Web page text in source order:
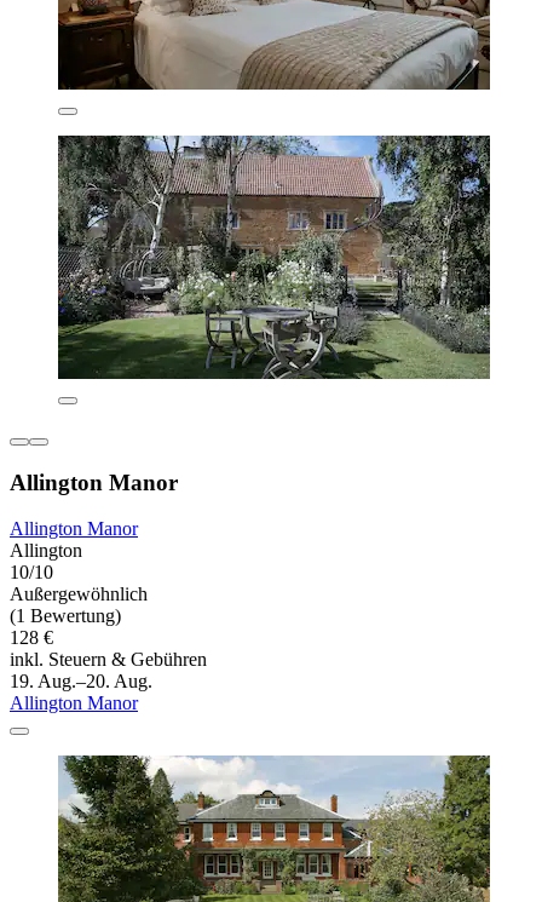
Allington Manor
Allington Manor
Allington
10/10
Außergewöhnlich
(1 Bewertung)
128 €
inkl. Steuern & Gebühren
19. Aug.–20. Aug.
Allington Manor